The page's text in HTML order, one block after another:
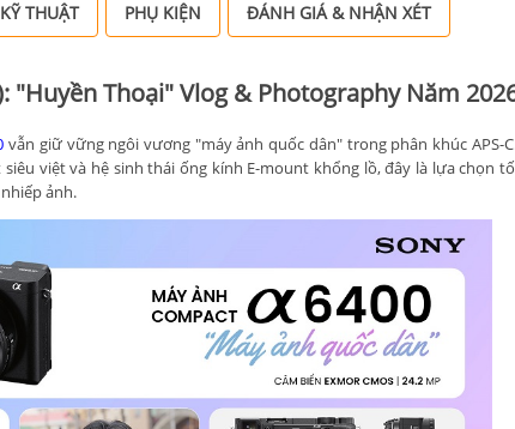
THUẬT PHỤ KIỆN ĐÁNH GIÁ & NHẬN XÉT
"Huyền Thoại" Vlog & Photography Năm
vẫn giữ vững ngôi vương "máy ảnh quốc dân" trong phân khúc APS-
việt và hệ sinh thái ống kính E-mount khổng lồ, đây là lựa chọn
ảnh.